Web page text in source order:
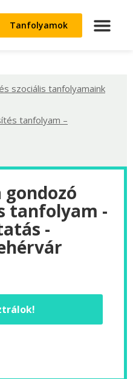
Tanfolyamok
szociális tanfolyamaink
tanfolyam –
gondozó
tanfolyam -
-